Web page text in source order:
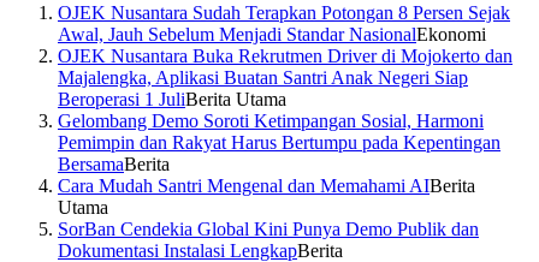
OJEK Nusantara Sudah Terapkan Potongan 8 Persen Sejak
Awal, Jauh Sebelum Menjadi Standar NasionalEkonomi
OJEK Nusantara Buka Rekrutmen Driver di Mojokerto dan
Majalengka, Aplikasi Buatan Santri Anak Negeri Siap
Beroperasi 1 JuliBerita Utama
Gelombang Demo Soroti Ketimpangan Sosial, Harmoni
Pemimpin dan Rakyat Harus Bertumpu pada Kepentingan
BersamaBerita
Cara Mudah Santri Mengenal dan Memahami AIBerita
Utama
SorBan Cendekia Global Kini Punya Demo Publik dan
Dokumentasi Instalasi LengkapBerita